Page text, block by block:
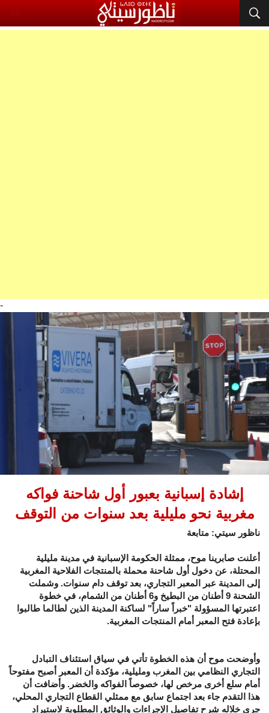
-
إشادة إسبانية بعبور أول شاحنة فواكه
مغربية نحو مليلية بعد سنوات من التوقف
ناظور سيتي: متابعة
أعلنت صابرينا موح، ممثلة الحكومة الإسبانية في مدينة مليلية
المحتلة، عن دخول أول شاحنة محملة بالمنتجات الفلاحية المغربية
إلى المدينة عبر المعبر التجاري، بعد توقف دام سنوات. وشملت
الشحنة 9 أطنان من البطيخ و6 أطنان من الشمام، في خطوة
اعتبرتها المسؤولة "خبراً ساراً" لساكنة المدينة الذين لطالما طالبوا
بإعادة فتح المعبر أمام المنتجات المغربية.
وأوضحت موح أن هذه الخطوة تأتي في سياق استئناف التبادل
التجاري النظامي بين المغرب ومليلية، مؤكدة أن المعبر أصبح مفتوحاً
أمام سلع أخرى مرخص لها، خصوصاً الفواكه والخضر. وأضافت أن
هذا التقدم جاء بعد اجتماع سابق مع ممثلي القطاع التجاري المحلي،
جرى خلاله شرح تفاصيل الإجراءات والوثائق المطلوبة لاستيراد